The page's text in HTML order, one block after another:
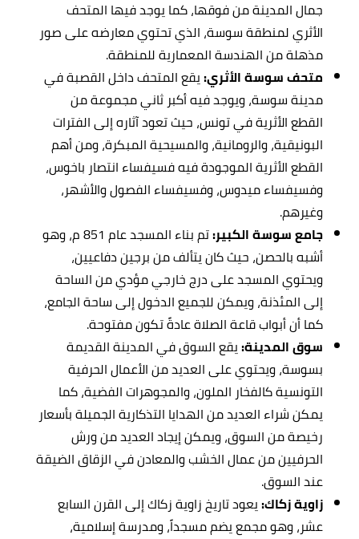
جمال المدينة من فوقها، كما يوجد فيها المتحف
الأثري لمنطقة سوسة، الذي تحتوي معارضه على صور
مذهلة من الهندسة المعمارية للمنطقة.
متحف سوسة الأثري:يقع المتحف داخل القصبة في
مدينة سوسة، ويوجد فيه أكبر ثاني مجموعة من
القطع الأثرية في تونس، حيث تعود آثاره إلى الفترات
البونيقية، والرومانية، والمسيحية المبكرة، ومن أهم
القطع الأثرية الموجودة فيه فسيفساء انتصار باخوس،
وفسيفساء ميدوس، وفسيفساء الفصول والأشهر،
وغيرهم.
جامع سوسة الكبير:
تم بناء المسجد عام 851 م، وهو
أشبه بالحصن، حيث كان يتألف من برجين دفاعيين،
ويحتوي المسجد على درج خارجي مؤدي من الساحة
إلى المئذنة، ويمكن للجميع الدخول إلى ساحة الجامع،
كما أن أبواب قاعة الصلاة عادةً تكون مفتوحة.
سوق المدينة:يقع السوق في المدينة القديمة
بسوسة، ويحتوي على العديد من الأعمال الحرفية
التونسية كالفخار الملون، والمجوهرات الفضية، كما
يمكن شراء العديد من الهدايا التذكارية الجميلة بأسعار
رخيصة من السوق، ويمكن إيجاد العديد من ورش
الحرفيين من عمال الخشب والمعادن في الزقاق الضيقة
عند السوق.
زاوية زكاك:يعود تاريخ زاوية زكاك إلى القرن السابع
عشر، وهو مجمع يضم مسجداً، ومدرسة إسلامية،